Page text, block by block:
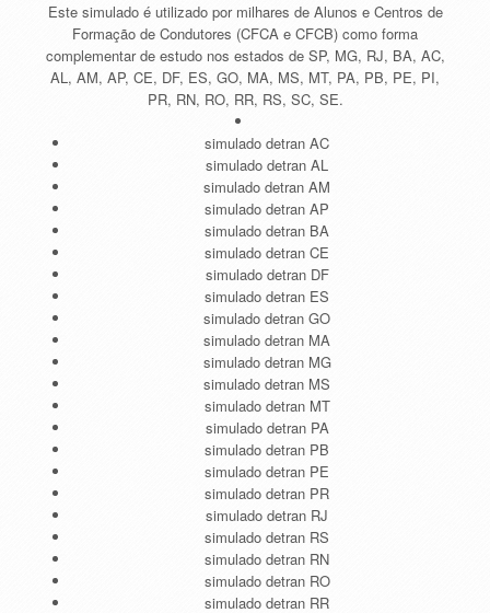
Este simulado é utilizado por milhares de Alunos e Centros de
Formação de Condutores (CFCA e CFCB) como forma
complementar de estudo nos estados de SP, MG, RJ, BA, AC,
AL, AM, AP, CE, DF, ES, GO, MA, MS, MT, PA, PB, PE, PI,
PR, RN, RO, RR, RS, SC, SE.
simulado detran AC
simulado detran AL
simulado detran AM
simulado detran AP
simulado detran BA
simulado detran CE
simulado detran DF
simulado detran ES
simulado detran GO
simulado detran MA
simulado detran MG
simulado detran MS
simulado detran MT
simulado detran PA
simulado detran PB
simulado detran PE
simulado detran PR
simulado detran RJ
simulado detran RS
simulado detran RN
simulado detran RO
simulado detran RR